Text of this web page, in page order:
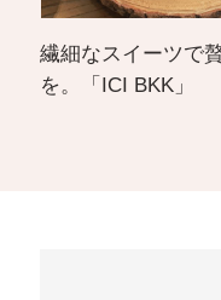
繊細なスイーツで
を。「ICI BKK」